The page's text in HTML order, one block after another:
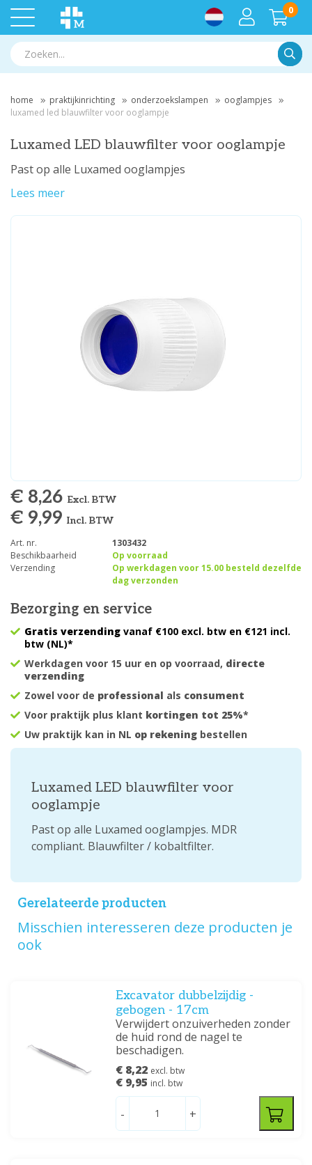
0
home praktijkinrichting onderzoekslampen
ooglampjes
luxamed led blauwfilter voor ooglampje
Luxamed LED blauwfilter voor ooglampje
Past op alle Luxamed ooglampjes
Lees meer
€ 8,26 Excl. BTW
€ 9,99 Incl. BTW
Art. nr.
1303432
Beschikbaarheid
Op voorraad
Verzending
Op werkdagen voor 15.00 besteld dezelfde
dag verzonden
Bezorging en service
Gratis verzending vanaf €100 excl. btw en €121 incl.
btw (NL)*
Werkdagen voor 15 uur en op voorraad, directe
verzending
Zowel voor de professional als consument
Voor praktijk plus klant kortingen tot 25%*
Uw praktijk kan in NL op rekening bestellen
Luxamed LED blauwfilter voor
ooglampje
Past op alle Luxamed ooglampjes. MDR
compliant. Blauwfilter / kobaltfilter.
Gerelateerde producten
Misschien interesseren deze producten je
ook
Excavator dubbelzijdig -
gebogen - 17cm
Verwijdert onzuiverheden zonder
de huid rond de nagel te
beschadigen.
€ 8,22 excl. btw
€ 9,95 incl. btw
- +